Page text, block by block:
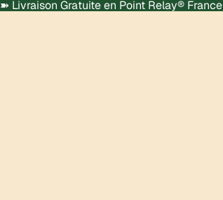
➽ Livraison Gratuite en Point Relay® France